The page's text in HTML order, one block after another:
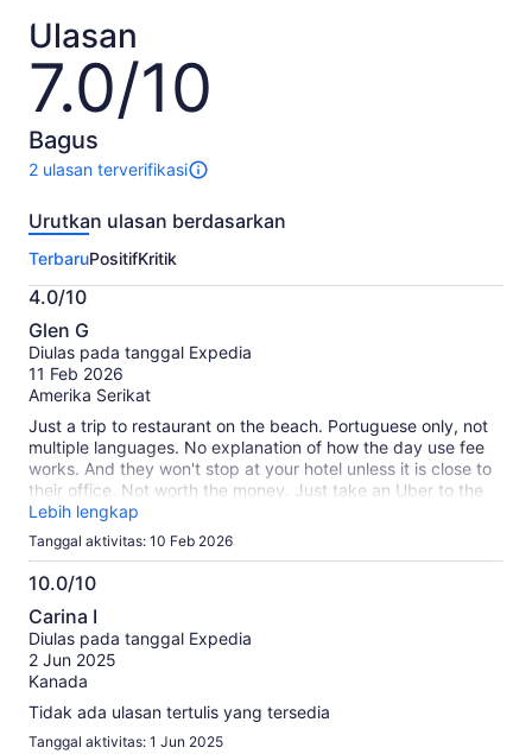
Ulasan
7.0/10
7.0
dari
10
Bagus
2 ulasan terverifikasi
2
untuk
ini.
Informasi
lebih
lanjut
tentang
ulasan
terverifikasi
Urutkan ulasan berdasarkan
TerbaruPositifKritik
4.0/10
4.0
dari
10
Glen G
Diulas pada tanggal Expedia
11 Feb 2026
Amerika Serikat
Just a trip to restaurant on the beach. Portuguese only, not
multiple languages. No explanation of how the day use fee
works. And they won't stop at your hotel unless it is close to
their office. Not worth the money. Just take an Uber to the
closest beach.
Lebih lengkap
Tanggal aktivitas: 10 Feb 2026
10.0/10
10.0
dari
10
Carina I
Diulas pada tanggal Expedia
2 Jun 2025
Kanada
Tidak ada ulasan tertulis yang tersedia
Tanggal aktivitas: 1 Jun 2025